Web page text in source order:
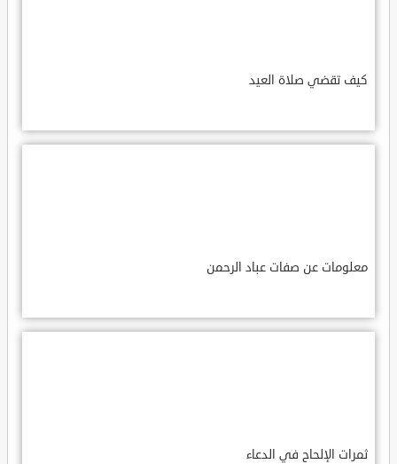
كيف تقضي صلاة العيد
معلومات عن صفات عباد الرحمن
ثمرات الإلحاح في الدعاء